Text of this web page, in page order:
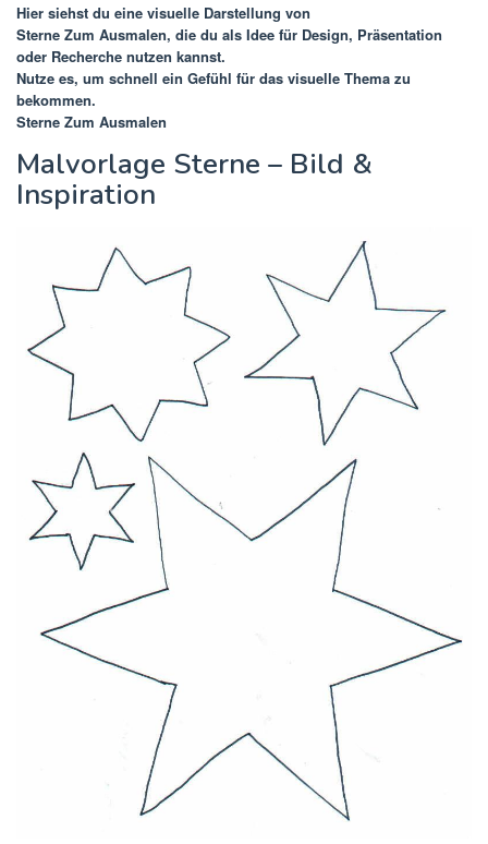
Hier siehst du eine visuelle Darstellung von
Sterne Zum Ausmalen, die du als Idee für Design, Präsentation
oder Recherche nutzen kannst.
Nutze es, um schnell ein Gefühl für das visuelle Thema zu
bekommen.
Sterne Zum Ausmalen
Malvorlage Sterne – Bild &
Inspiration